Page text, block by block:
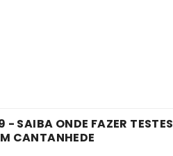
- SAIBA ONDE FAZER TESTES
CANTANHEDE